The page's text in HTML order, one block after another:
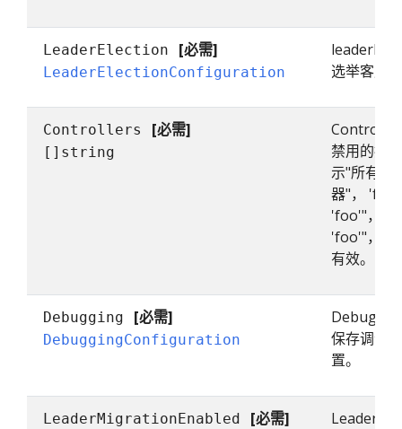
LeaderElection [必需]
LeaderElectionConfiguration
选举客户
Controllers [必需]
[]string
禁用的控
示"所有默
器"， 'foo'
'foo'"， '-
'foo'"， 特
有效。
Debugging [必需]
DebuggingConfiguration
保存调试
置。
LeaderMigrationEnabled [必需]